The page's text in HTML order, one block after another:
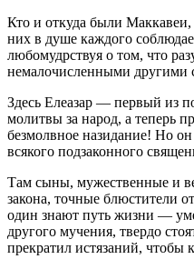
Кто и откуда были Маккавеи,
них в душе каждого
любомудрствуя о том, что
немалочисленными другими
Здесь Елеазар — первый из
молитвы за народ, а теперь
безмолвное назидание! Но
всякого подзаконного
Там сыны, мужественные и
закона, точные блюстители
один знают путь жизни —
другого мучения, твердо
прекратил истязаний, чтобы